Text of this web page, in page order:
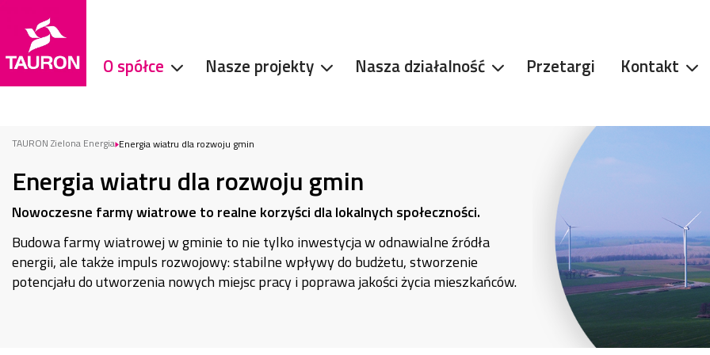
O spółce Nasze projekty Nasza działalność Przetargi Kontakt
TAURON Zielona Energia Energia wiatru dla rozwoju gmin
Energia wiatru dla rozwoju gmin
Nowoczesne farmy wiatrowe to realne korzyści dla lokalnych społeczności.
Budowa farmy wiatrowej w gminie to nie tylko inwestycja w odnawialne źródła
energii, ale także impuls rozwojowy: stabilne wpływy do budżetu, stworzenie
potencjału do utworzenia nowych miejsc pracy i poprawa jakości życia mieszkańców.